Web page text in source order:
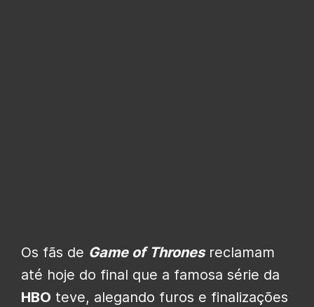
Os fãs de Game of Thronesreclamam
até hoje do final que a famosa série da
HBO teve, alegando furos e finalizações